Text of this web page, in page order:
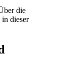
die
dieser